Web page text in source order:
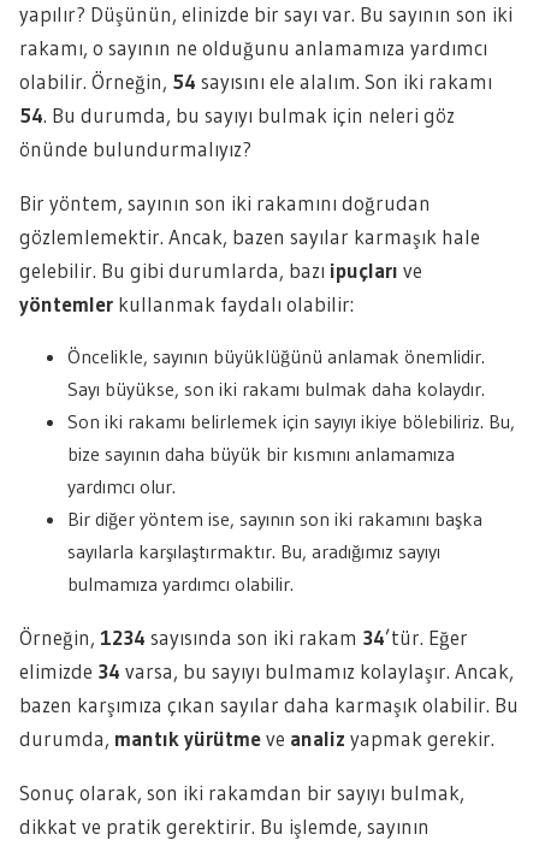
yapılır? Düşünün, elinizde bir sayı var. Bu sayının son iki
rakamı, o sayının ne olduğunu anlamamıza yardımcı
olabilir. Örneğin, 54 sayısını ele alalım. Son iki rakamı
54. Bu durumda, bu sayıyı bulmak için neleri göz
önünde bulundurmalıyız?
Bir yöntem, sayının son iki rakamını doğrudan
gözlemlemektir. Ancak, bazen sayılar karmaşık hale
gelebilir. Bu gibi durumlarda, bazı ipuçları ve
yöntemler kullanmak faydalı olabilir:
Öncelikle, sayının büyüklüğünü anlamak önemlidir.
Sayı büyükse, son iki rakamı bulmak daha kolaydır.
Son iki rakamı belirlemek için sayıyı ikiye bölebiliriz. Bu,
bize sayının daha büyük bir kısmını anlamamıza
yardımcı olur.
Bir diğer yöntem ise, sayının son iki rakamını başka
sayılarla karşılaştırmaktır. Bu, aradığımız sayıyı
bulmamıza yardımcı olabilir.
Örneğin, 1234 sayısında son iki rakam 34’tür. Eğer
elimizde 34 varsa, bu sayıyı bulmamız kolaylaşır. Ancak,
bazen karşımıza çıkan sayılar daha karmaşık olabilir. Bu
durumda, mantık yürütmeve analiz yapmak gerekir.
Sonuç olarak, son iki rakamdan bir sayıyı bulmak,
dikkat ve pratik gerektirir. Bu işlemde, sayının